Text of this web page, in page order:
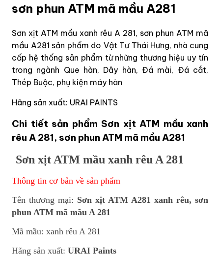
sơn phun ATM mã mầu A281
Sơn xịt ATM mầu xanh rêu A 281, sơn phun ATM mã
mầu A281 sản phẩm do Vật Tư Thái Hưng, nhà cung
cấp hệ thống sản phẩm từ những thương hiệu uy tín
trong ngành Que hàn, Dây hàn, Đá mài, Đá cắt,
Thép Buộc, phụ kiện máy hàn
Hãng sản xuất: URAI PAINTS
Chi tiết sản phẩm Sơn xịt ATM mầu xanh
rêu A 281, sơn phun ATM mã mầu A281
Sơn xịt ATM mầu xanh rêu A 281
Thông tin cơ bản về sản phẩm
Tên thương mại: Sơn xịt ATM A281 xanh rêu, sơn
phun ATM mã mầu A 281
Mã mầu: xanh rêu A 281
Hãng sản xuất: URAI Paints